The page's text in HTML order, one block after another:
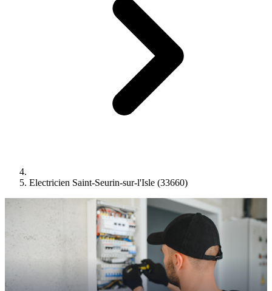
Electricien Saint-Seurin-sur-l'Isle (33660)